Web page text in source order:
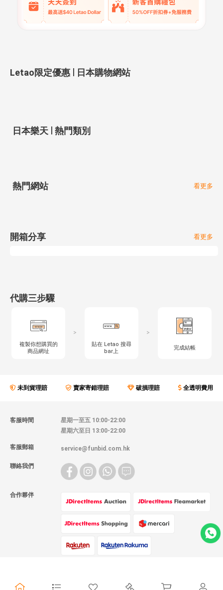
Letao限定優惠 | 日本購物網站
日本樂天 | 熱門類別
熱門網站 看更多
開箱分享 看更多
代購三步驟
複製你想購買的
商品網址
>
貼在 Letao 搜尋
bar上
>
完成結帳
未到貨理賠 賣家寄錯理賠 破損理賠 全透明費用
客服時間
星期一至五 10:00-22:00
星期六至日 13:00-22:00
客服郵箱 service@funbid.com.hk
聯絡我們
合作夥伴